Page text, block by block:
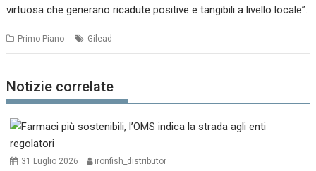
virtuosa che generano ricadute positive e tangibili a livello locale”.
Primo Piano Gilead
Notizie correlate
31 Luglio 2026 ironfish_distributor